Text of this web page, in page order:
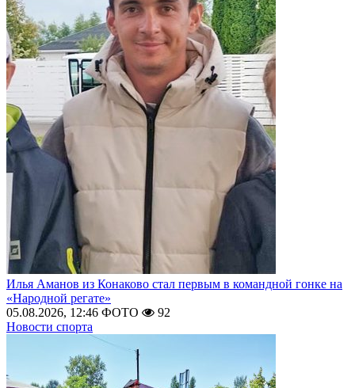
Илья Аманов из Конаково стал первым в командной гонке на
«Народной регате»
05.08.2026, 12:46 ФОТО
92
Новости спорта